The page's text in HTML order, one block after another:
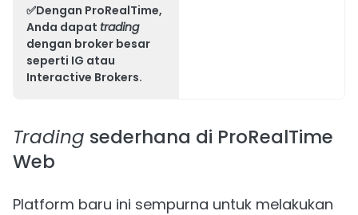
✅Dengan ProRealTime,
Anda dapat trading
dengan broker besar
seperti IG atau
Interactive Brokers.
Trading sederhana di ProRealTime
Web
Platform baru ini sempurna untuk melakukan